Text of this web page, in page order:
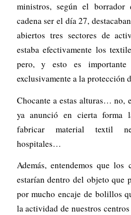
ministros, según el
cadena ser el día 27,
abiertos tres sectores de
estaba efectivamente los
pero, y esto es
exclusivamente a la protección
Chocante a estas alturas… no,
ya anunció en cierta forma
fabricar material textil
hospitales…
Además, entendemos que los
estarían dentro del objeto que
por mucho encaje de bolillos
la actividad de nuestros